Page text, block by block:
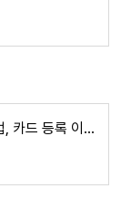
베트남 그랩 Grab 사용 방법, 카드 등록 이용 요금 할인 쿠폰 주의사항